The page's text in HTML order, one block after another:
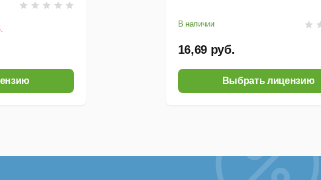
В наличии
16,69 руб.
Выбрать лицензию